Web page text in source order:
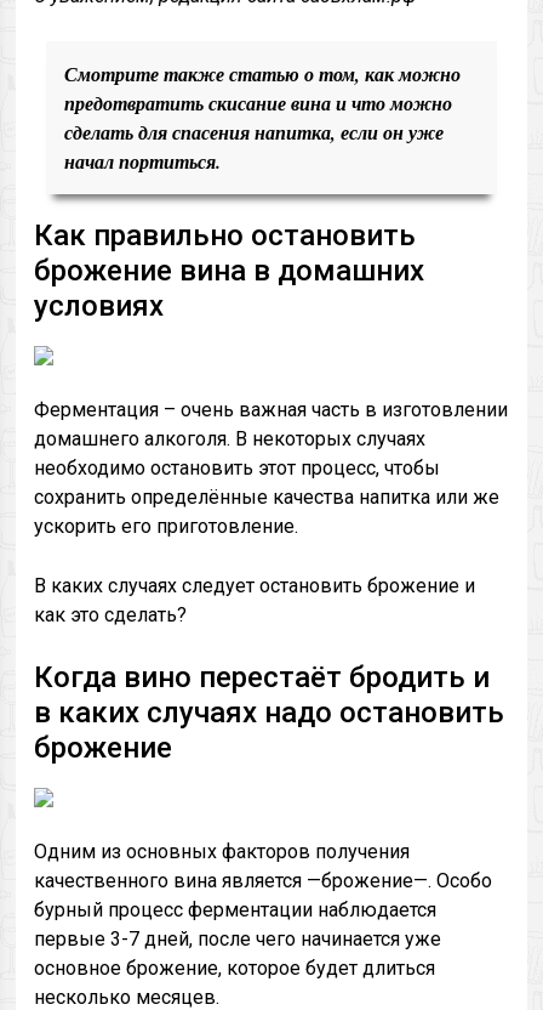
Смотрите также статью о том, как можно
предотвратить скисание вина и что можно
сделать для спасения напитка, если он уже
начал портиться.
Как правильно остановить
брожение вина в домашних
условиях
Ферментация – очень важная часть в изготовлении
домашнего алкоголя. В некоторых случаях
необходимо остановить этот процесс, чтобы
сохранить определённые качества напитка или же
ускорить его приготовление.
В каких случаях следует остановить брожение и
как это сделать?
Когда вино перестаёт бродить и
в каких случаях надо остановить
брожение
Одним из основных факторов получения
качественного вина является —брожение—. Особо
бурный процесс ферментации наблюдается
первые 3-7 дней, после чего начинается уже
основное брожение, которое будет длиться
несколько месяцев.